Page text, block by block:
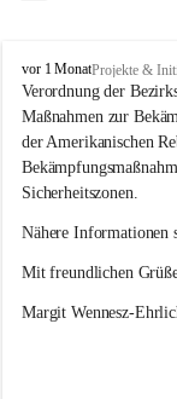
O
s
l
i
p
vor 1 MonatProjekte &
Verordnung der
Maßnahmen zur
der Amerikanischen
Sicherheitszonen.
Nähere Informationen
Mit freundlichen
Margit Wennesz-